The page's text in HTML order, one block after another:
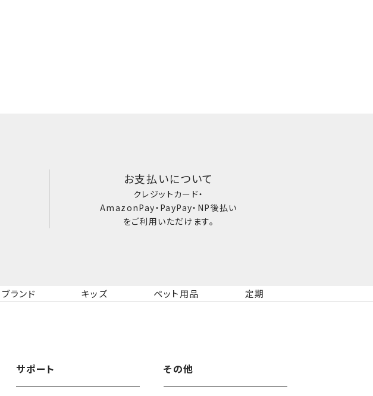
お支払いについて
クレジットカード・
AmazonPay・PayPay・NP後払い
をご利用いただけます。
ブランド キッズ ペット用品 定期
サポート その他